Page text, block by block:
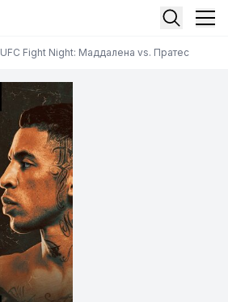
UFC Fight Night: Маддалена vs. Пратес